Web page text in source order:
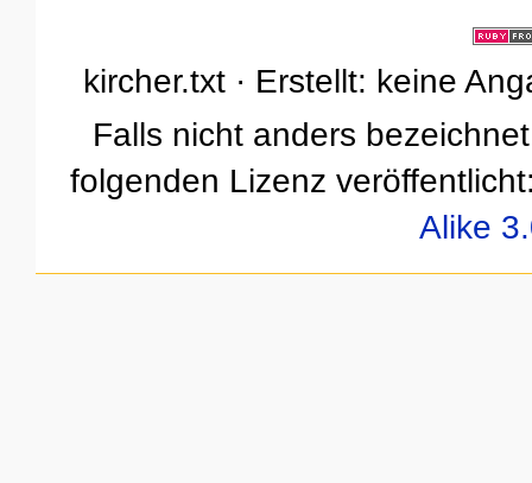
kircher.txt · Erstellt: keine
Falls nicht anders
folgenden Lizenz
Alike